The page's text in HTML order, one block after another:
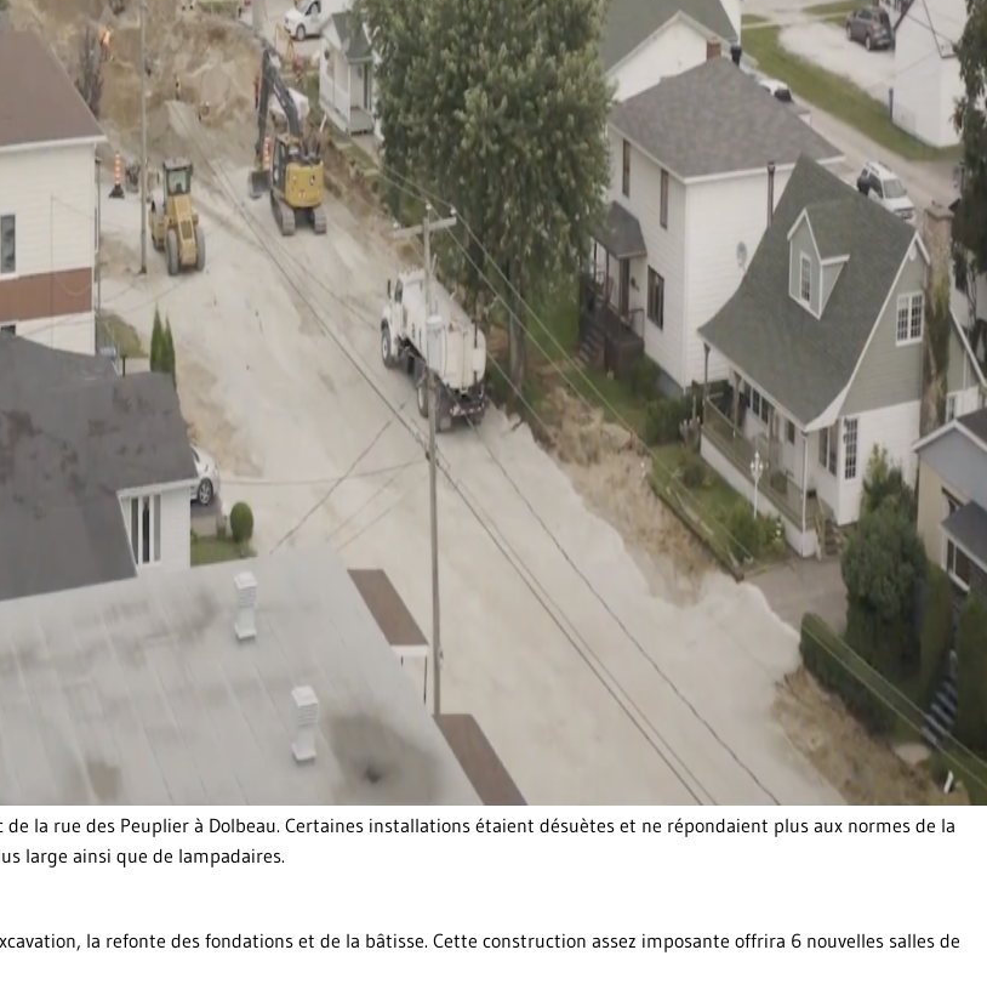
la rue des Peuplier à Dolbeau. Certaines installations étaient désuètes et ne répondaient plus aux normes de la
large ainsi que de lampadaires.
la refonte des fondations et de la bâtisse. Cette construction assez imposante offrira 6 nouvelles salles de